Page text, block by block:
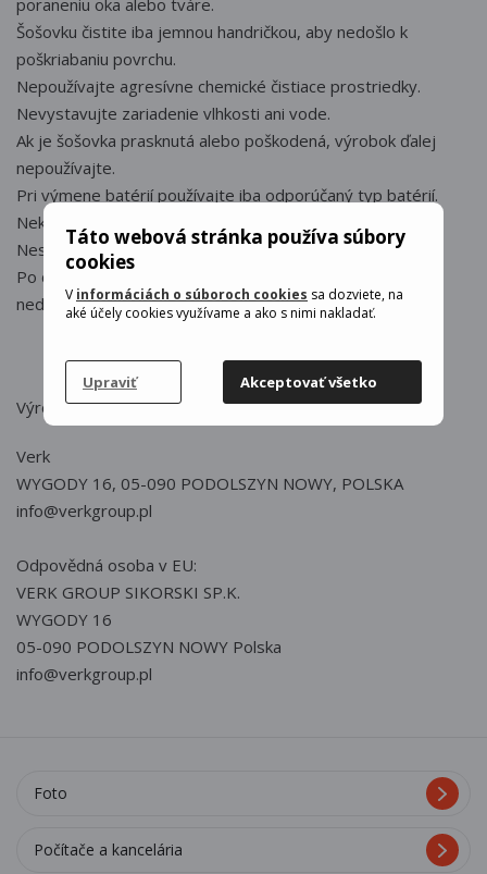
Táto webová stránka používa súbory
cookies
V informáciách o súboroch cookies sa dozviete, na
aké účely cookies využívame a ako s nimi nakladať.
Upraviť Akceptovať všetko
poraneniu oka alebo tváre.
Šošovku čistite iba jemnou handričkou, aby nedošlo k
poškriabaniu povrchu.
Nepoužívajte agresívne chemické čistiace prostriedky.
Nevystavujte zariadenie vlhkosti ani vode.
Ak je šošovka prasknutá alebo poškodená, výrobok ďalej
nepoužívajte.
Pri výmene batérií používajte iba odporúčaný typ batérií.
Nekombinujte staré a nové batérie.
Nesnažte sa výrobok rozoberať ani upravovať.
Po dlhšom nepoužívaní odporúčame batérie vybrať, aby
nedošlo k ich vytečeniu.
Výrobca : Verk
Verk
WYGODY 16, 05-090 PODOLSZYN NOWY, POLSKA
info@verkgroup.pl
Odpovědná osoba v EU:
VERK GROUP SIKORSKI SP.K.
WYGODY 16
05-090 PODOLSZYN NOWY Polska
info@verkgroup.pl
Foto
Počítače a kancelária